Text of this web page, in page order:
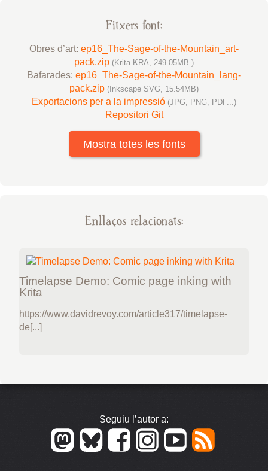
Fitxers font:
Obres d’art: ep16_The-Sage-of-the-Mountain_art-
pack.zip (Krita KRA, 249.05MB )
Bafarades: ep16_The-Sage-of-the-Mountain_lang-
pack.zip (Inkscape SVG, 15.54MB)
Exportacions per a la impressió (JPG, PNG, PDF...)
Repositori Git
Mostra totes les fonts
Enllaços relacionats:
Timelapse Demo: Comic page inking with
Krita
https://www.davidrevoy.com/article317/timelapse-
de[...]
Seguiu l’autor a: